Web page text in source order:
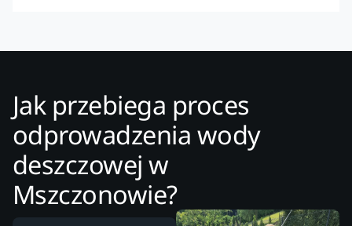
Jak przebiega proces
odprowadzenia wody
deszczowej w
Mszczonowie?